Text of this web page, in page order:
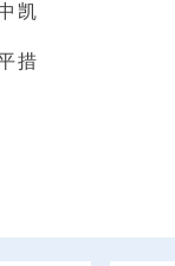
凯
措